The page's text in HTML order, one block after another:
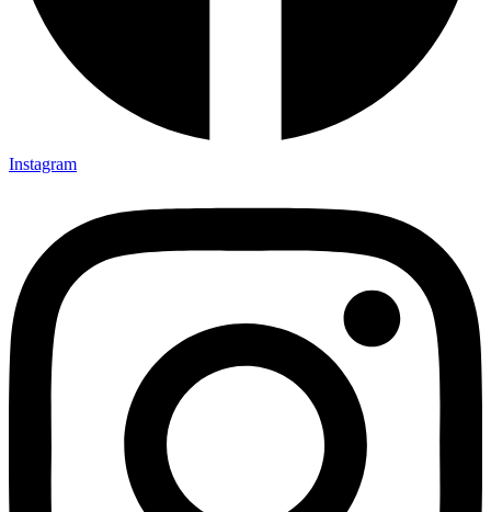
Instagram